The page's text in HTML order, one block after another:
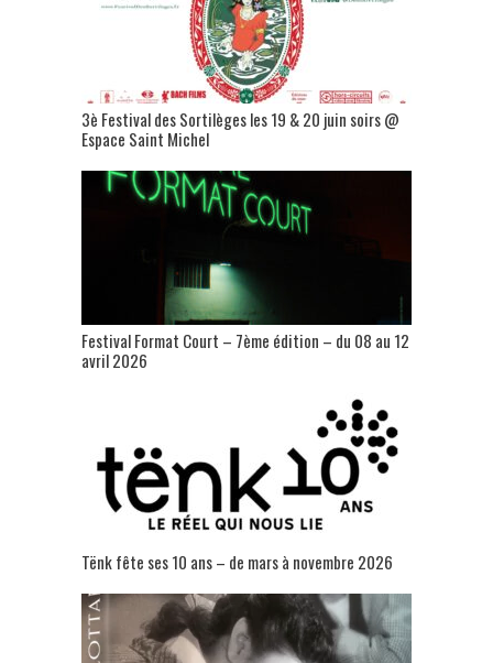
3è Festival des Sortilèges les 19 & 20 juin soirs @
Espace Saint Michel
Festival Format Court – 7ème édition – du 08 au 12
avril 2026
Tënk fête ses 10 ans – de mars à novembre 2026